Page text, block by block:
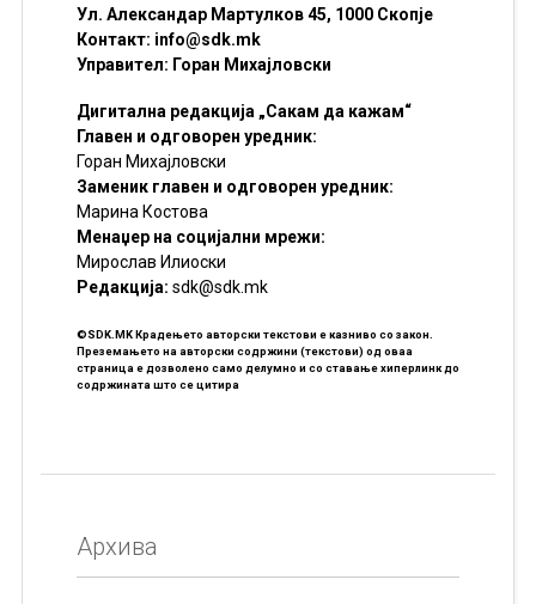
Ул. Александар Мартулков 45, 1000 Скопје
Контакт: info@sdk.mk
Управител: Горан Михајловски
Дигитална редакција „Сакам да кажам“
Главен и одговорен уредник:
Горан Михајловски
Заменик главен и одговорен уредник:
Марина Костова
Менаџер на социјални мрежи:
Мирослав Илиоски
Редакцијa: sdk@sdk.mk
©SDK.MK Крадењето авторски текстови е казниво со закон.
Преземањето на авторски содржини (текстови) од оваа
страница е дозволено само делумно и со ставање хиперлинк до
содржината што се цитира
Архива